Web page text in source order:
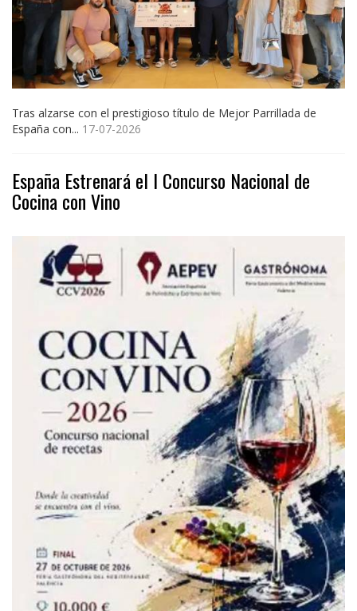
Tras alzarse con el prestigioso título de Mejor Parrillada de
España con... 17-07-2026
España Estrenará el I Concurso Nacional de
Cocina con Vino